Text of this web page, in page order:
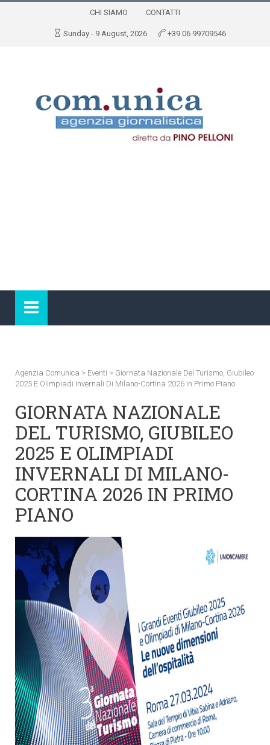
CHI SIAMO CONTATTI
Sunday - 9 August, 2026 +39 06 99709546
Agenzia Comunica > Eventi > Giornata Nazionale Del Turismo, Giubileo
2025 E Olimpiadi Invernali Di Milano-Cortina 2026 In Primo Piano
GIORNATA NAZIONALE
DEL TURISMO, GIUBILEO
2025 E OLIMPIADI
INVERNALI DI MILANO-
CORTINA 2026 IN PRIMO
PIANO